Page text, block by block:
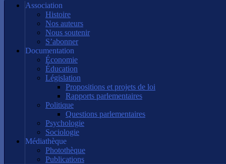
Association
Histoire
Nos auteurs
Nous soutenir
S’abonner
Documentation
Économie
Éducation
Législation
Propositions et projets de loi
Rapports parlementaires
Politique
Questions parlementaires
Psychologie
Sociologie
Médiathèque
Photothèque
Publications